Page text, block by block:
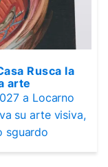
Rusca la
arte
a Locarno
su arte visiva,
sguardo